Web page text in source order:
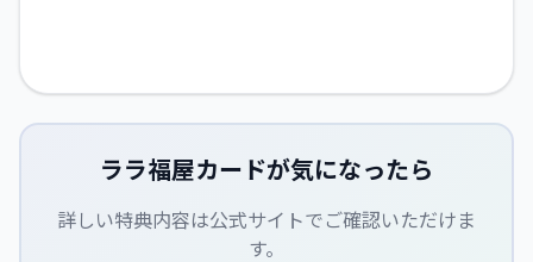
ララ福屋カードが気になったら
詳しい特典内容は公式サイトでご確認いただけま
す。